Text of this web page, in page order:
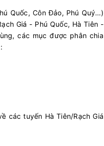
Quốc, Côn Đảo, Phú Quý…)
Giá - Phú Quốc, Hà Tiên -
các mục được phân chia
các tuyến Hà Tiên/Rạch Giá